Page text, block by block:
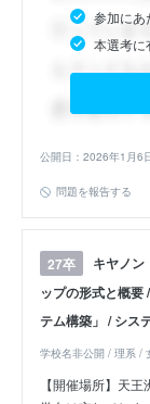
参加にあ
本選考に
公開日：2026年1月6
問題を報告する
27卒
キヤノン
ップの形式と概
テム構築」 / シス
学校名非公開 / 理系 /
【開催場所】天